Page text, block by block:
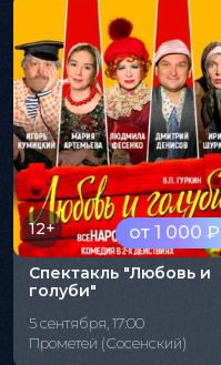
от 1 000 ₽
12+
Спектакль "Любовь и
голуби"
5 сентября, 17:00
Прометей (Сосенский)